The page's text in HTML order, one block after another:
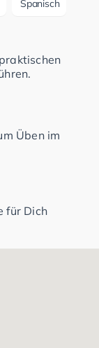
Spanisch
Üben im
für Dich